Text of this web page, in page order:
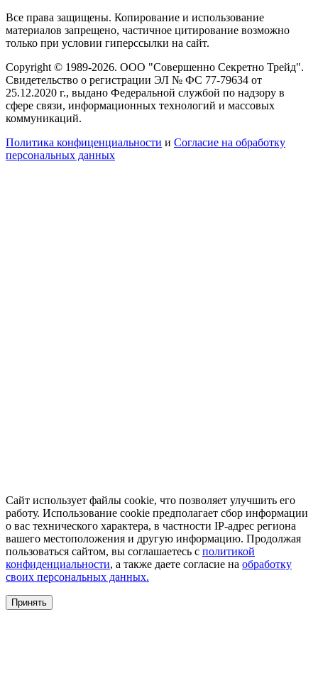
Все права защищены. Копирование и использование
материалов запрещено, частичное цитирование возможно
только при условии гиперссылки на сайт.
Copyright © 1989-2026. ООО "Совершенно Секретно Трейд".
Свидетельство о регистрации ЭЛ № ФС 77-79634 от
25.12.2020 г., выдано Федеральной службой по надзору в
сфере связи, информационных технологий и массовых
коммуникаций.
Политика конфиценциальности и Согласие на обработку
персональных данных
Сайт использует файлы cookie, что позволяет улучшить его
работу. Использование cookie предполагает сбор информации
о вас технического характера, в частности IP-адрес региона
вашего местоположения и другую информацию. Продолжая
пользоваться сайтом, вы соглашаетесь с политикой
конфиденциальности, а также даете согласие на обработку
своих персональных данных.
Принять